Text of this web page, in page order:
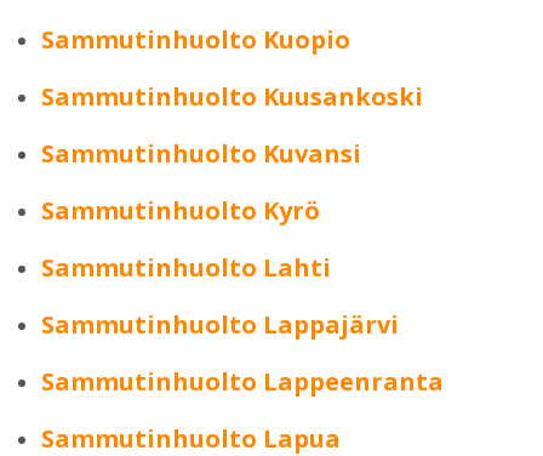
Sammutinhuolto Kuopio
Sammutinhuolto Kuusankoski
Sammutinhuolto Kuvansi
Sammutinhuolto Kyrö
Sammutinhuolto Lahti
Sammutinhuolto Lappajärvi
Sammutinhuolto Lappeenranta
Sammutinhuolto Lapua